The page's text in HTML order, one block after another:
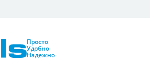
Просто
Удобно
Надежно